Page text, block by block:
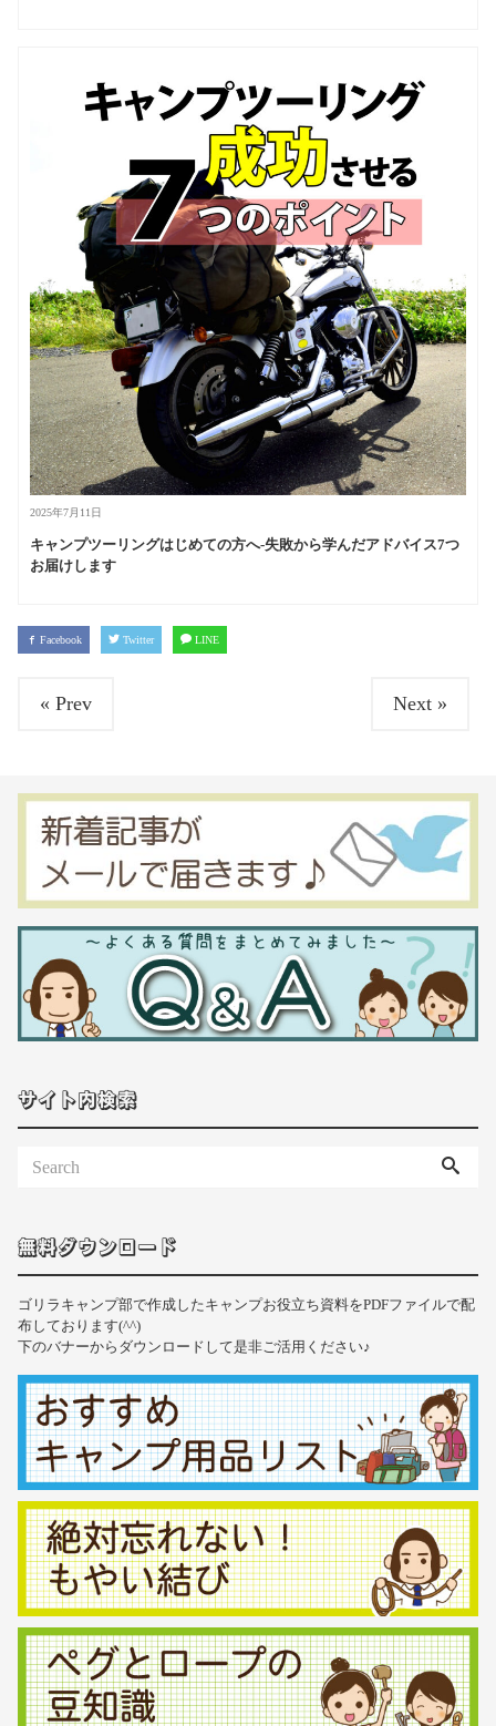
2025年7月11日
キャンプツーリングはじめての方へ-失敗から学んだアドバイス7つ
お届けします
Facebook Twitter LINE
« Prev Next »
サイト内検索
無料ダウンロード
ゴリラキャンプ部で作成したキャンプお役立ち資料をPDFファイルで配
布しております(^^)
下のバナーからダウンロードして是非ご活用ください♪